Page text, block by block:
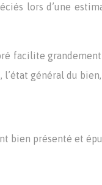
lors d’une
facilite
l’état général du
bien présenté et